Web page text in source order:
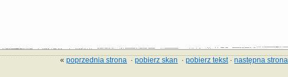
«poprzednia strona ·pobierz skan ·pobierz tekst·następna strona